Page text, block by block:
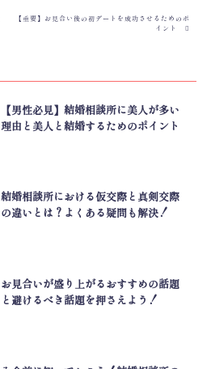
【重要】お見合い後の初デートを成功させるためのポ
イント
【男性必見】結婚相談所に美人が多い
理由と美人と結婚するためのポイント
結婚相談所における仮交際と真剣交際
の違いとは？よくある疑問も解決！
お見合いが盛り上がるおすすめの話題
と避けるべき話題を押さえよう！